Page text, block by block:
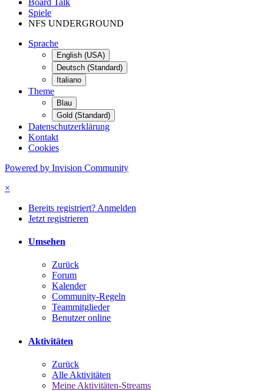
Spiele
NFS UNDERGROUND
Sprache
English (USA)
Deutsch (Standard)
Italiano
Theme
Blau
Gold (Standard)
Datenschutzerklärung
Kontakt
Cookies
Powered by Invision Community
×
Bereits registriert? Anmelden
Jetzt registrieren
Umsehen
Zurück
Forum
Kalender
Community-Regeln
Teammitglieder
Benutzer online
Aktivitäten
Zurück
Alle Aktivitäten
Meine Aktivitäten-Streams